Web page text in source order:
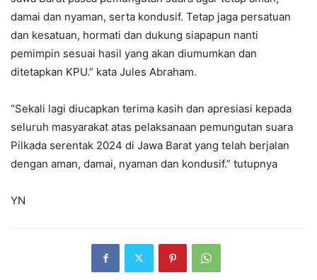
damai dan nyaman, serta kondusif. Tetap jaga persatuan
dan kesatuan, hormati dan dukung siapapun nanti
pemimpin sesuai hasil yang akan diumumkan dan
ditetapkan KPU.” kata Jules Abraham.
“Sekali lagi diucapkan terima kasih dan apresiasi kepada
seluruh masyarakat atas pelaksanaan pemungutan suara
Pilkada serentak 2024 di Jawa Barat yang telah berjalan
dengan aman, damai, nyaman dan kondusif.” tutupnya
YN